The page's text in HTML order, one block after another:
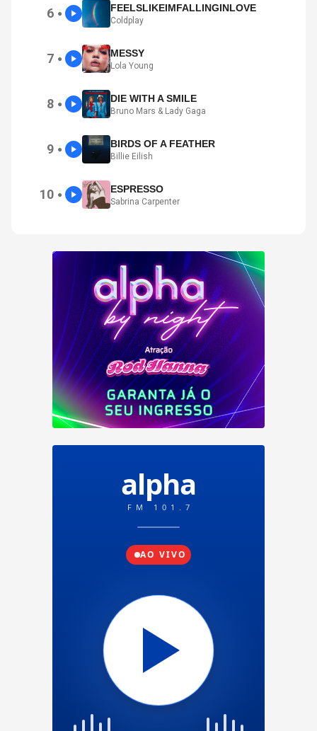
6 ● FEELSLIKEIMFALLINGINLOVE
Coldplay
7 ● MESSY
Lola Young
8 ● DIE WITH A SMILE
Bruno Mars & Lady Gaga
9 ● BIRDS OF A FEATHER
Billie Eilish
10 ● ESPRESSO
Sabrina Carpenter